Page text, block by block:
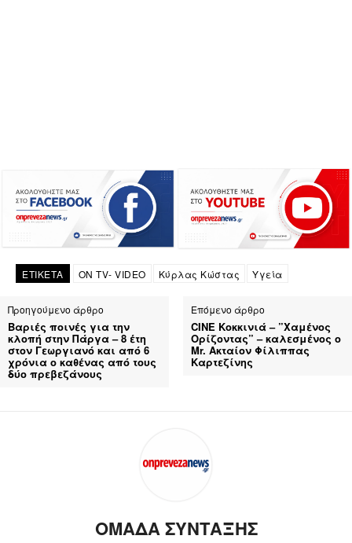
ΕΤΙΚΕΤΑ ON TV- VIDEO Κύρλας Κώστας Υγεία
Προηγούμενο άρθρο
Βαριές ποινές για την
κλοπή στην Πάργα – 8 έτη
στον Γεωργιανό και από 6
χρόνια ο καθένας από τους
δύο πρεβεζάνους
Επόμενο άρθρο
CINE Κοκκινιά – ”Χαμένος
Ορίζοντας” – καλεσμένος ο
Mr. Ακταίον Φίλιππας
Καρτεζίνης
ΟΜΑΔΑ ΣΥΝΤΑΞΗΣ